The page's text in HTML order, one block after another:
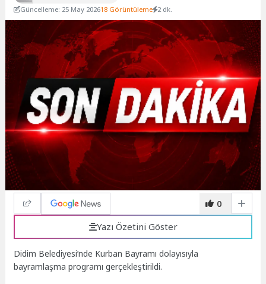
Güncelleme: 25 May 202618 Görüntüleme 2 dk.
0
Yazı Özetini Göster
Didim Belediyesi’nde Kurban Bayramı dolayısıyla
bayramlaşma programı gerçekleştirildi.